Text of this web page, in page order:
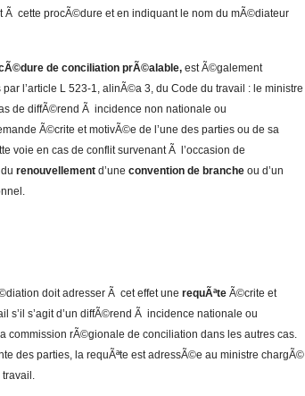
Ã cette procÃ©dure et en indiquant le nom du mÃ©diateur
de conciliation prÃ©alable, est Ã©galement
l’article L 523-1, alinÃ©a 3, du Code du travail : le ministre
de diffÃ©rend Ã incidence non nationale ou
Ã©crite et motivÃ©e de l’une des parties ou de sa
voie en cas de conflit survenant Ã l’occasion de
renouvellement d’une convention de branche ou d’un
doit adresser Ã cet effet une requÃªte Ã©crite et
s’il s’agit d’un diffÃ©rend Ã incidence nationale ou
commission rÃ©gionale de conciliation dans les autres cas.
des parties, la requÃªte est adressÃ©e au ministre chargÃ©